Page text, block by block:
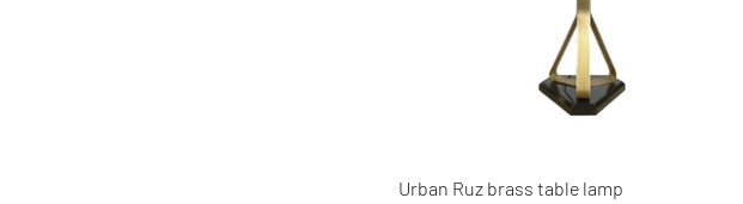
Urban Ruz brass table lamp